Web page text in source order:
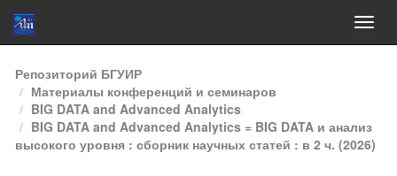
Skip
navigation
Репозиторий БГУИР
Материалы конференций и семинаров
BIG DATA and Advanced Analytics
BIG DATA and Advanced Analytics = BIG DATA и анализ
высокого уровня : сборник научных статей : в 2 ч. (2026)